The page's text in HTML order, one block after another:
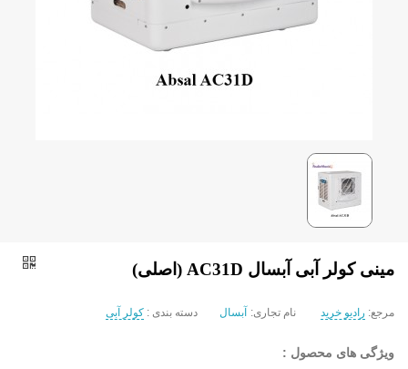
مینی کولر آبی آبسال AC31D (اصلی)
مرجع: رادیو خرید نام تجاری: آبسال دسته بندی : کولر آبی
ویژگی های محصول :